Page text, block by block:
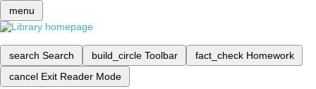
menu
search Search build_circle Toolbar fact_check Homework
cancel Exit Reader Mode